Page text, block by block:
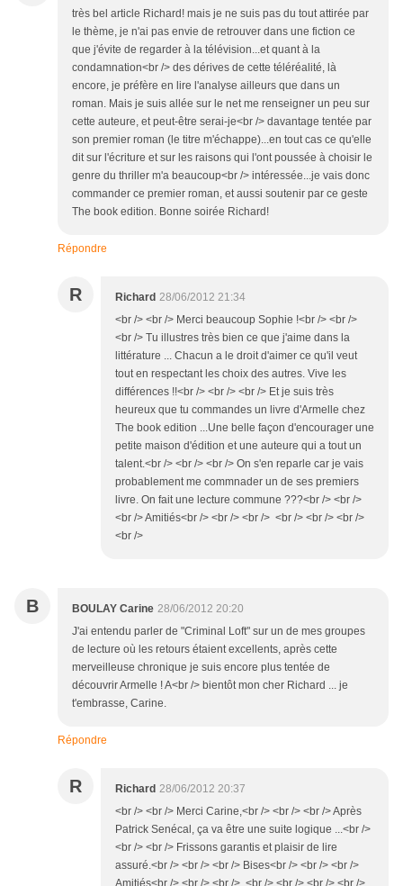
très bel article Richard! mais je ne suis pas du tout attirée par
le thème, je n'ai pas envie de retrouver dans une fiction ce
que j'évite de regarder à la télévision...et quant à la
condamnation<br /> des dérives de cette téléréalité, là
encore, je préfère en lire l'analyse ailleurs que dans un
roman. Mais je suis allée sur le net me renseigner un peu sur
cette auteure, et peut-être serai-je<br /> davantage tentée par
son premier roman (le titre m'échappe)...en tout cas ce qu'elle
dit sur l'écriture et sur les raisons qui l'ont poussée à choisir le
genre du thriller m'a beaucoup<br /> intéressée...je vais donc
commander ce premier roman, et aussi soutenir par ce geste
The book edition. Bonne soirée Richard!
Répondre
R Richard 28/06/2012 21:34
<br /> <br /> Merci beaucoup Sophie !<br /> <br />
<br /> Tu illustres très bien ce que j'aime dans la
littérature ... Chacun a le droit d'aimer ce qu'il veut
tout en respectant les choix des autres. Vive les
différences !!<br /> <br /> <br /> Et je suis très
heureux que tu commandes un livre d'Armelle chez
The book edition ...Une belle façon d'encourager une
petite maison d'édition et une auteure qui a tout un
talent.<br /> <br /> <br /> On s'en reparle car je vais
probablement me commnader un de ses premiers
livre. On fait une lecture commune ???<br /> <br />
<br /> Amitiés<br /> <br /> <br /> <br /> <br /> <br />
<br />
B BOULAY Carine 28/06/2012 20:20
J'ai entendu parler de "Criminal Loft" sur un de mes groupes
de lecture où les retours étaient excellents, après cette
merveilleuse chronique je suis encore plus tentée de
découvrir Armelle ! A<br /> bientôt mon cher Richard ... je
t'embrasse, Carine.
Répondre
R Richard 28/06/2012 20:37
<br /> <br /> Merci Carine,<br /> <br /> <br /> Après
Patrick Senécal, ça va être une suite logique ...<br />
<br /> <br /> Frissons garantis et plaisir de lire
assuré.<br /> <br /> <br /> Bises<br /> <br /> <br />
Amitiés<br /> <br /> <br /> <br /> <br /> <br /> <br />